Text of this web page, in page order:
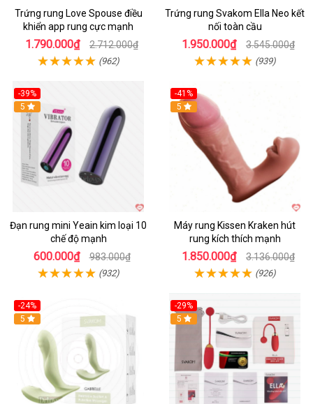
Trứng rung Love Spouse điều
khiển app rung cực mạnh
1.790.000₫ 2.712.000₫
(962)
Trứng rung Svakom Ella Neo kết
nối toàn cầu
1.950.000₫ 3.545.000₫
(939)
-39%
Hot
5
Đạn rung mini Yeain kim loại 10
chế độ mạnh
600.000₫ 983.000₫
(932)
-41%
Hot
5
Máy rung Kissen Kraken hút
rung kích thích mạnh
1.850.000₫ 3.136.000₫
(926)
-24%
Hot
5
-29%
5